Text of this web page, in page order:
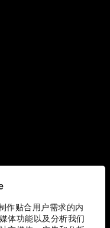
作贴合用户需求的内
体功能以及分析我们